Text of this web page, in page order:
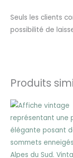
Seuls les clients
possibilité de
Produits
de
à